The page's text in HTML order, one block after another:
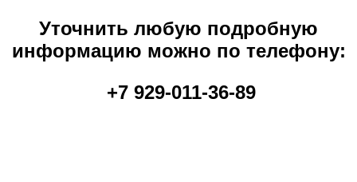
Уточнить любую подробную
информацию можно по телефону:
+7 929-011-36-89